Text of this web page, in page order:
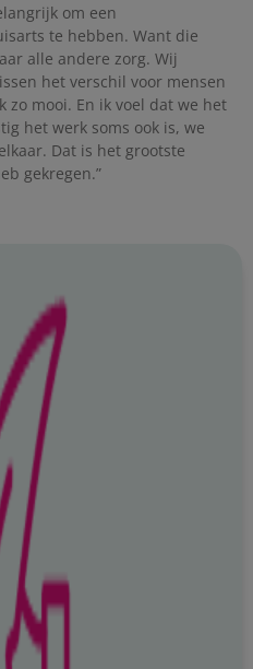
om een
te hebben. Want die
alle andere zorg. Wij
het verschil voor mensen
zo mooi. En ik voel dat we het
het werk soms ook is, we
Dat is het grootste
gekregen.”